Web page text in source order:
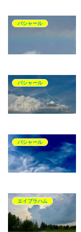
バシャール
バシャール
バシャール
エイブラハム